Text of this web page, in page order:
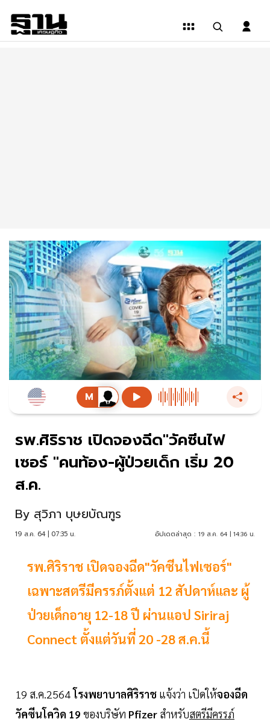
รพ.ศิริราช เปิดจองฉีด"วัคซีนไฟ
เซอร์ "คนท้อง-ผู้ป่วยเด็ก เริ่ม 20
ส.ค.
By สุวิภา บุษยบัณฑูร
19 ส.ค. 64 | 07:35 น. อัปเดตล่าสุด : 19 ส.ค. 64 | 14:36 น.
รพ.ศิริราช เปิดจองฉีด"วัคซีนไฟเซอร์"
เฉพาะสตรีมีครรภ์ตั้งแต่ 12 สัปดาห์และ ผู้
ป่วยเด็กอายุ 12-18 ปี ผ่านแอป Siriraj
Connect ตั้งแต่วันที่ 20 -28 ส.ค.นี้
19 ส.ค.2564โรงพยาบาลศิริราช แจ้งว่า เปิดให้จองฉีด
วัคซีนโควิด 19 ของบริษัท Pfizer สำหรับสตรีมีครรภ์